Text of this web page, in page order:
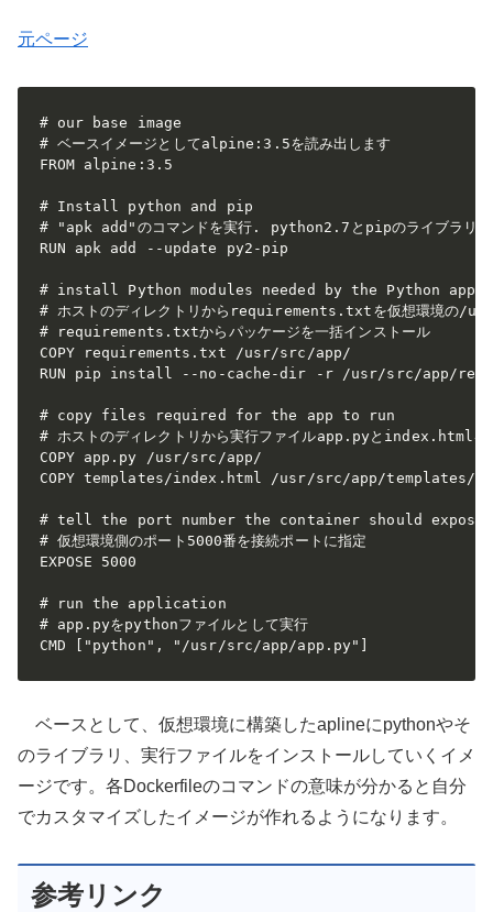
元ページ
# our base image
# ベースイメージとしてalpine:3.5を読み出します
FROM alpine:3.5
# Install python and pip
# "apk add"のコマンドを実行. python2.7とpipのライブラリを
RUN apk add --update py2-pip
# install Python modules needed by the Python app
# ホストのディレクトリからrequirements.txtを仮想環境の/
# requirements.txtからパッケージを一括インストール
COPY requirements.txt /usr/src/app/
RUN pip install --no-cache-dir -r /usr/src/app/
# copy files required for the app to run
# ホストのディレクトリから実行ファイルapp.pyとindex.htmlを
COPY app.py /usr/src/app/
COPY templates/index.html /usr/src/app/templates/
# tell the port number the container should expose
# 仮想環境側のポート5000番を接続ポートに指定
EXPOSE 5000
# run the application
# app.pyをpythonファイルとして実行
CMD ["python", "/usr/src/app/app.py"]
ベースとして、仮想環境に構築したaplineにpythonやそ
のライブラリ、実行ファイルをインストールしていくイメ
ージです。各Dockerfileのコマンドの意味が分かると自分
でカスタマイズしたイメージが作れるようになります。
参考リンク